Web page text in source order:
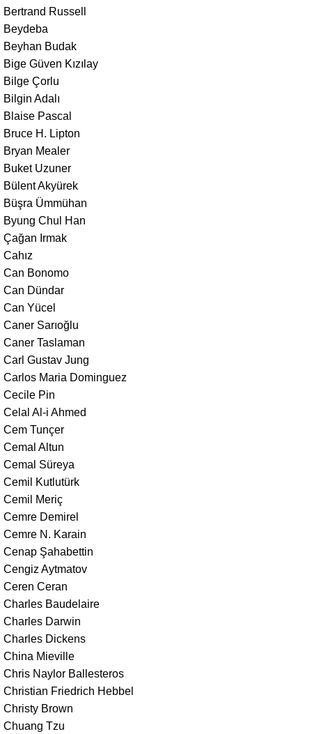
Bertrand Russell
Beydeba
Beyhan Budak
Bige Güven Kızılay
Bilge Çorlu
Bilgin Adalı
Blaise Pascal
Bruce H. Lipton
Bryan Mealer
Buket Uzuner
Bülent Akyürek
Büşra Ümmühan
Byung Chul Han
Çağan Irmak
Cahız
Can Bonomo
Can Dündar
Can Yücel
Caner Sarıoğlu
Caner Taslaman
Carl Gustav Jung
Carlos Maria Dominguez
Cecile Pin
Celal Al-i Ahmed
Cem Tunçer
Cemal Altun
Cemal Süreya
Cemil Kutlutürk
Cemil Meriç
Cemre Demirel
Cemre N. Karain
Cenap Şahabettin
Cengiz Aytmatov
Ceren Ceran
Charles Baudelaire
Charles Darwin
Charles Dickens
China Mieville
Chris Naylor Ballesteros
Christian Friedrich Hebbel
Christy Brown
Chuang Tzu